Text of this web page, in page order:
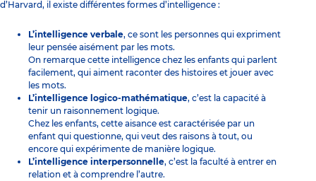
d’Harvard, il existe différentes formes d’intelligence :
L’intelligence verbale, ce sont les personnes qui expriment
leur pensée aisément par les mots.
On remarque cette intelligence chez les enfants qui parlent
facilement, qui aiment raconter des histoires et jouer avec
les mots.
L’intelligence logico-mathématique, c’est la capacité à
tenir un raisonnement logique.
Chez les enfants, cette aisance est caractérisée par un
enfant qui questionne, qui veut des raisons à tout, ou
encore qui expérimente de manière logique.
L’intelligence interpersonnelle, c’est la faculté à entrer en
relation et à comprendre l’autre.